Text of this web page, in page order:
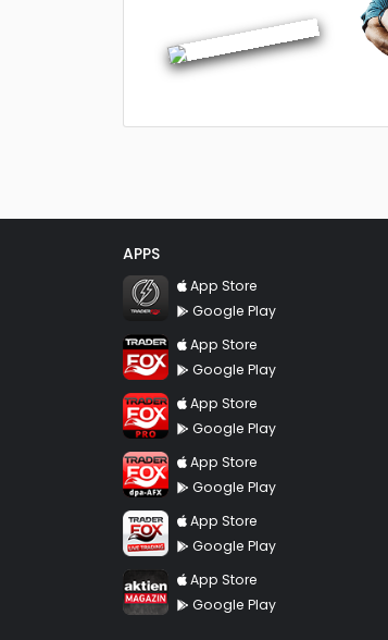
APPS
TraderFox Flash
App Store
Google Play
TraderFox App
App Store
Google Play
TraderFox Pro
App Store
Google Play
TraderFox dpa-AFX ProFeed
App Store
Google Play
TraderFox Live Trading
App Store
Google Play
TraderFox aktien Magazin
App Store
Google Play